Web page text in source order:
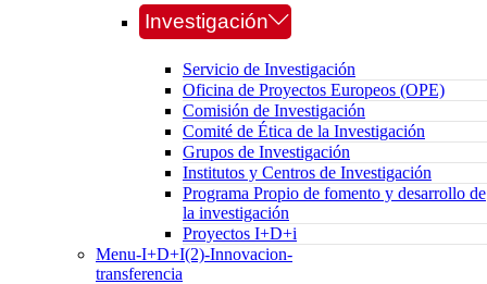
Investigación
Servicio de Investigación
Oficina de Proyectos Europeos (OPE)
Comisión de Investigación
Comité de Ética de la Investigación
Grupos de Investigación
Institutos y Centros de Investigación
Programa Propio de fomento y desarrollo de
la investigación
Proyectos I+D+i
Menu-I+D+I(2)-Innovacion-
transferencia